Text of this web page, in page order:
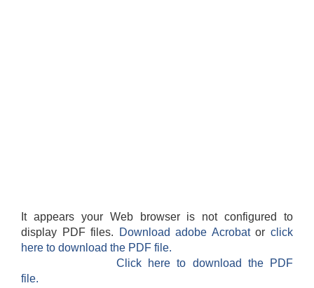
It appears your Web browser is not configured to
display PDF files.
Download adobe Acrobatorclick
here to download the PDF file.
Click here to download the PDF
file.